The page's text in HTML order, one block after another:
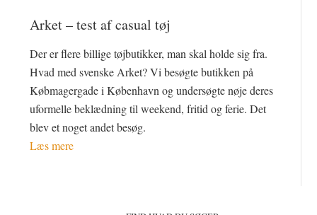
Arket – test af casual tøj
Der er flere billige tøjbutikker, man skal holde sig fra.
Hvad med svenske Arket? Vi besøgte butikken på
Købmagergade i København og undersøgte nøje deres
uformelle beklædning til weekend, fritid og ferie. Det
blev et noget andet besøg.
Læs mere